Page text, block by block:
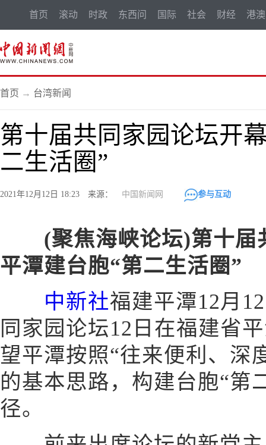
首页 滚动 时政 东西问 国际 社会 财经 港澳
首页 → 台湾新闻
第十届共同家园论坛开
二生活圈”
2021年12月12日 18:23 来源： 中国新闻网 参与互动
(聚焦海峡论坛)第十
平潭建台胞“第二生活圈”
中新社福建平潭12月
同家园论坛12日在福建省
望平潭按照“往来便利、深
的基本思路，构建台胞“第
径。